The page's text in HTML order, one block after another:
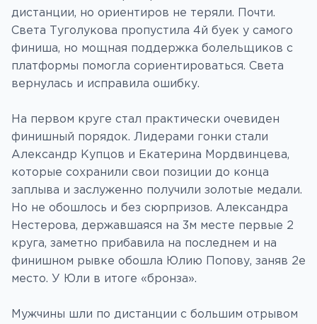
дистанции, но ориентиров не теряли. Почти.
Света Туголукова пропустила 4й буек у самого
финиша, но мощная поддержка болельщиков с
платформы помогла сориентироваться. Света
вернулась и исправила ошибку.
На первом круге стал практически очевиден
финишный порядок. Лидерами гонки стали
Александр Купцов и Екатерина Мордвинцева,
которые сохранили свои позиции до конца
заплыва и заслуженно получили золотые медали.
Но не обошлось и без сюрпризов. Александра
Нестерова, державшаяся на 3м месте первые 2
круга, заметно прибавила на последнем и на
финишном рывке обошла Юлию Попову, заняв 2е
место. У Юли в итоге «бронза».
Мужчины шли по дистанции с большим отрывом